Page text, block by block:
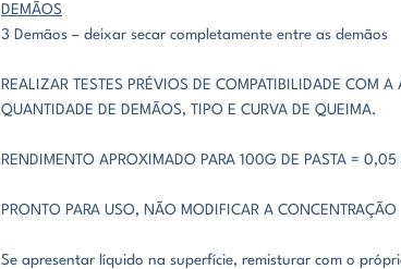
DEMÃOS
3 Demãos – deixar secar completamente entre as demãos
REALIZAR TESTES PRÉVIOS DE COMPATIBILIDADE COM A
QUANTIDADE DE DEMÃOS, TIPO E CURVA DE QUEIMA.
RENDIMENTO APROXIMADO PARA 100G DE PASTA =
PRONTO PARA USO, NÃO MODIFICAR A CONCENTRAÇÃO
Se apresentar líquido na superfície, remisturar com o